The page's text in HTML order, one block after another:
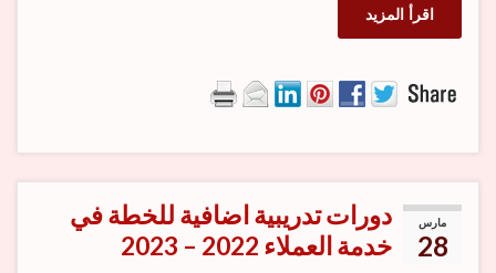
اقرأ المزيد
مارس
28
دورات تدريبية اضافية للخطة في
خدمة العملاء 2022 – 2023